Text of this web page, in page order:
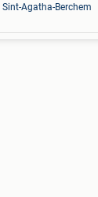
Sint-Agatha-Berchem